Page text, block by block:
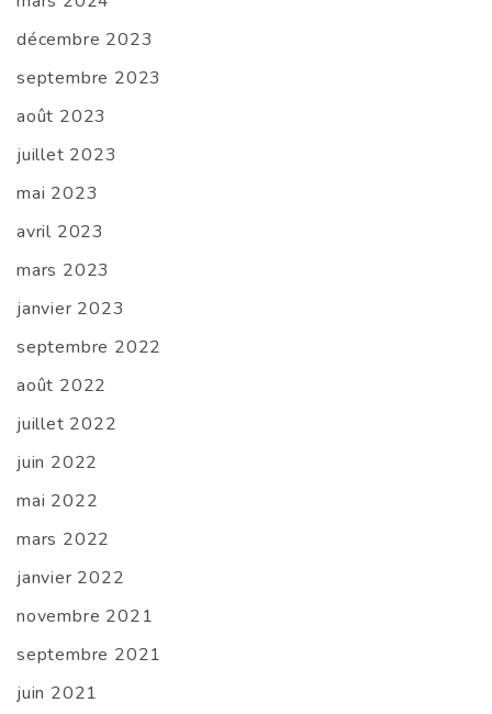
décembre 2023
septembre 2023
août 2023
juillet 2023
mai 2023
avril 2023
mars 2023
janvier 2023
septembre 2022
août 2022
juillet 2022
juin 2022
mai 2022
mars 2022
janvier 2022
novembre 2021
septembre 2021
juin 2021